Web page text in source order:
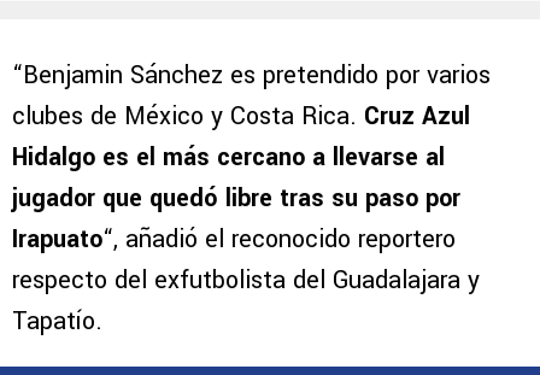
“Benjamin Sánchez es pretendido por varios
clubes de México y Costa Rica. Cruz Azul
Hidalgo es el más cercano a llevarse al
jugador que quedó libre tras su paso por
Irapuato“, añadió el reconocido reportero
respecto del exfutbolista del Guadalajara y
Tapatío.